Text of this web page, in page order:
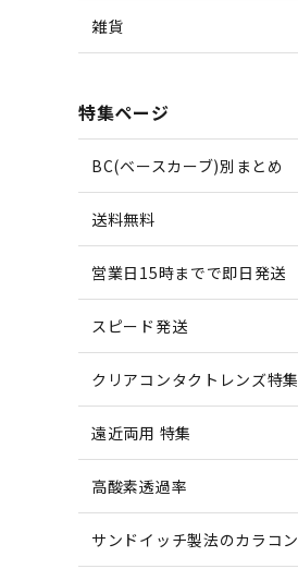
雑貨
特集ページ
BC(ベースカーブ)別まとめ
送料無料
営業日15時までで即日発送
スピード発送
クリアコンタクトレンズ特集
遠近両用 特集
高酸素透過率
サンドイッチ製法のカラコン